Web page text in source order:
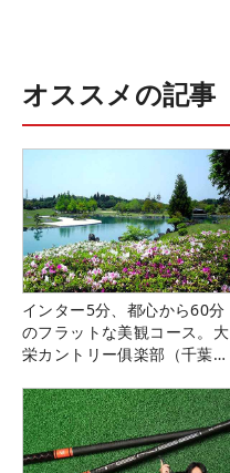
オススメの記事
インター5分、都心から60分
のフラットな美観コース。大
栄カントリー俱楽部（千葉